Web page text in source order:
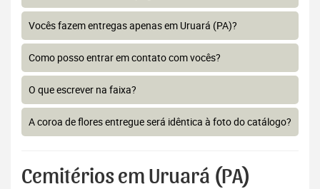
Vocês fazem entregas apenas em Uruará (PA)?
Como posso entrar em contato com vocês?
O que escrever na faixa?
A coroa de flores entregue será idêntica à foto do catálogo?
Cemitérios em Uruará (PA)